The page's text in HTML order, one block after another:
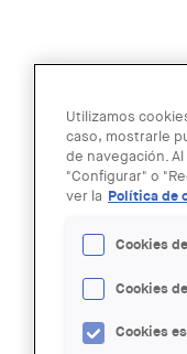
Utilizamos
caso, mostrarle
de navegación.
"Configurar" o
ver la Política de
Cookies
Cookies
Cookies